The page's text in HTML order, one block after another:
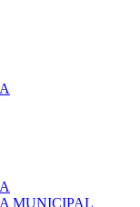
MUNICIPAL